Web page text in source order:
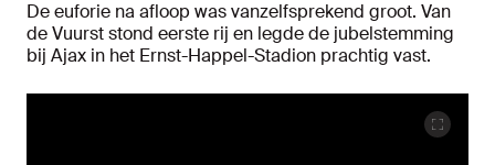
De euforie na afloop was vanzelfsprekend groot. Van
de Vuurst stond eerste rij en legde de jubelstemming
bij Ajax in het Ernst-Happel-Stadion prachtig vast.